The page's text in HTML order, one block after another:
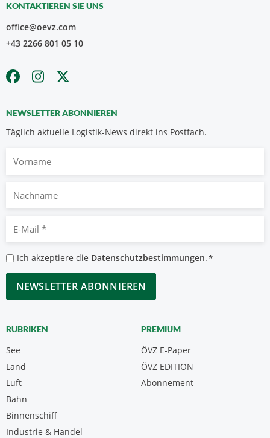
KONTAKTIEREN SIE UNS
office@oevz.com
+43 2266 801 05 10
NEWSLETTER ABONNIEREN
Täglich aktuelle Logistik-News direkt ins Postfach.
Nachname
Mail
*
Datenschutzbestimmungen
*
Ich akzeptiere die Datenschutzbestimmungen.*
CAPTCHA
RUBRIKEN
See
Land
Luft
Bahn
Binnenschiff
Industrie & Handel
PREMIUM
ÖVZ E-Paper
Abonnement
ÖVZ EDITION